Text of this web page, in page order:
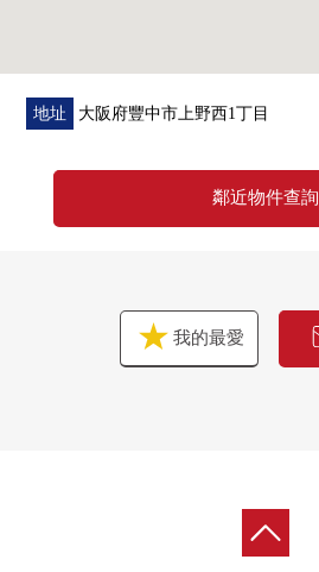
地址 大阪府豐中市上野西1丁目
鄰近物件查詢
我的最愛